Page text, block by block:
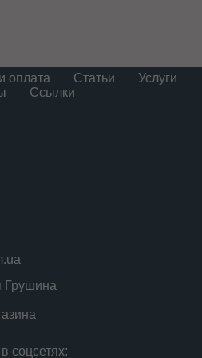
оплата Статьи
Услуги
Ссылки
Грушина
соцсетях: